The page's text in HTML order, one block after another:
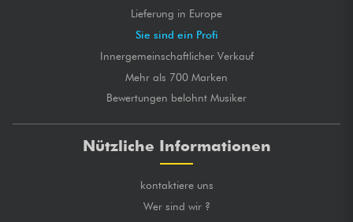
Lieferung in Europe
Sie sind ein Profi
Innergemeinschaftlicher Verkauf
Mehr als 700 Marken
Bewertungen belohnt Musiker
Nützliche Informationen
kontaktiere uns
Wer sind wir ?